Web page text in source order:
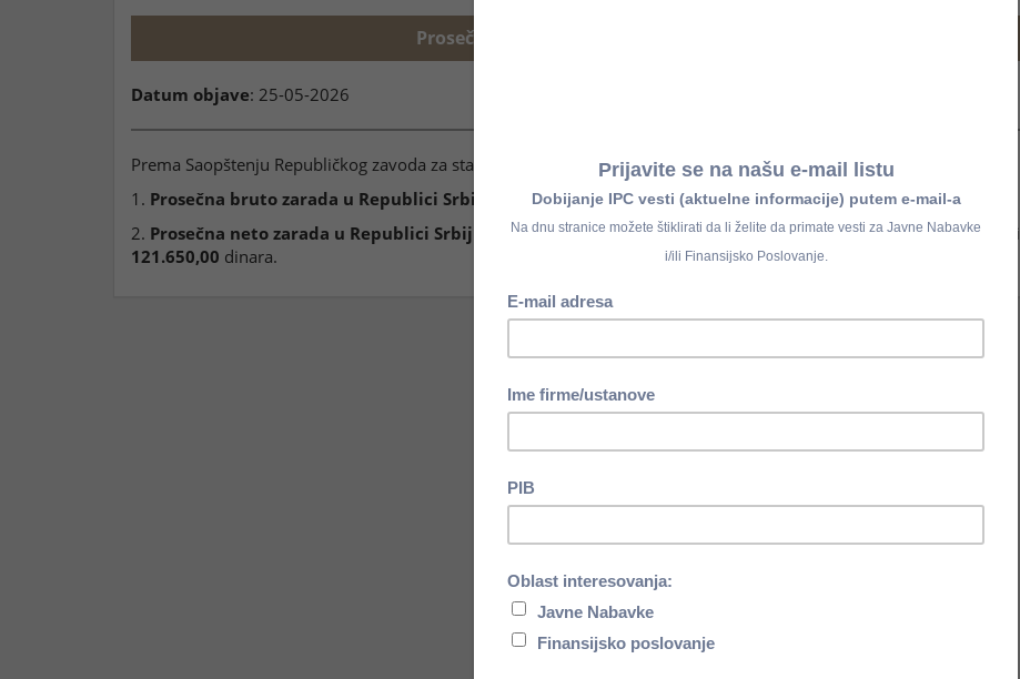
Prosečna zarada za mart 2026. godine
Datum objave: 25-05-2026
Prema Saopštenju Republičkog zavoda za statistiku broj 134 od 25. maja 2026. godine:
1. Prosečna bruto zarada u Republici Srbiji , koja je isplaćena u martu 2026. godine iznosi 167.263,00dinara.
2. Prosečna neto zarada u Republici Srbiji
(bez poreza i doprinosa), koja je isplaćena u martu 2026. godine iznosi
121.650,00 dinara.